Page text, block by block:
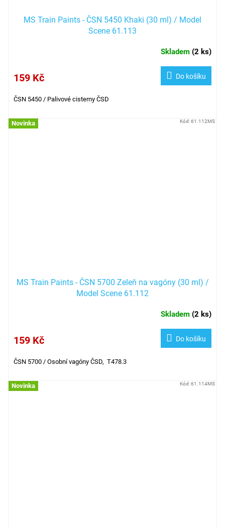
MS Train Paints - ČSN 5450 Khaki (30 ml) / Model
Scene 61.113
Skladem (2 ks)
159 Kč Do košíku
ČSN 5450 / Palivové cisterny ČSD
Novinka
MS Train Paints - ČSN 5700 Zeleň na vagóny (30 ml) /
Model Scene 61.112
Skladem (2 ks)
159 Kč Do košíku
ČSN 5700 / Osobní vagóny ČSD, T478.3
Kód:61.112MS
Novinka Kód:61.114MS